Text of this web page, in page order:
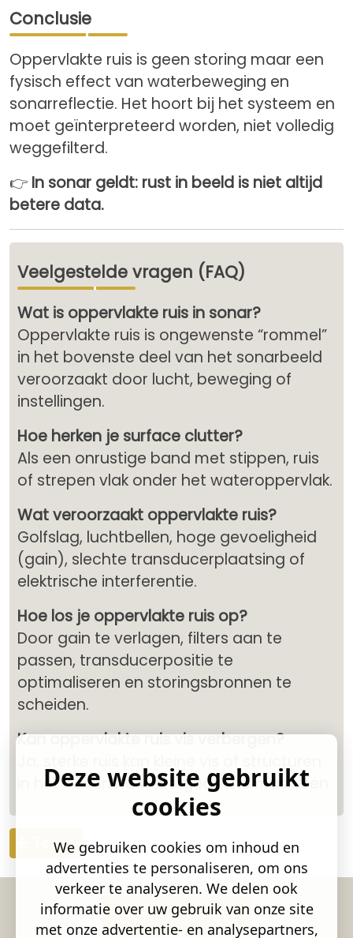
Conclusie
Oppervlakte ruis is geen storing maar een
fysisch effect van waterbeweging en
sonarreflectie. Het hoort bij het systeem en
moet geïnterpreteerd worden, niet volledig
weggefilterd.
👉 In sonar geldt: rust in beeld is niet altijd
betere data.
Veelgestelde vragen (FAQ)
Wat is oppervlakte ruis in sonar?
Oppervlakte ruis is ongewenste “rommel”
in het bovenste deel van het sonarbeeld
veroorzaakt door lucht, beweging of
instellingen.
Hoe herken je surface clutter?
Als een onrustige band met stippen, ruis
of strepen vlak onder het wateroppervlak.
Wat veroorzaakt oppervlakte ruis?
Golfslag, luchtbellen, hoge gevoeligheid
(gain), slechte transducerplaatsing of
elektrische interferentie.
Hoe los je oppervlakte ruis op?
Door gain te verlagen, filters aan te
passen, transducerpositie te
optimaliseren en storingsbronnen te
scheiden.
Kan oppervlakte ruis vis verbergen?
in het bovenste watergedeelte maskeren.
Terug
Samenwerkingen
Deze website gebruikt
cookies
We gebruiken cookies om inhoud en
advertenties te personaliseren, om ons
verkeer te analyseren. We delen ook
informatie over uw gebruik van onze site
met onze advertentie- en analysepartners,